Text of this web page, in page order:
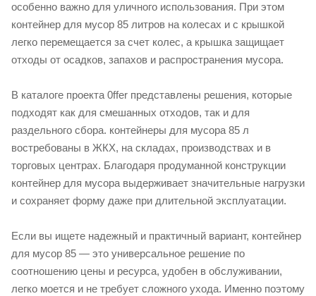
особенно важно для уличного использования. При этом
контейнер для мусор 85 литров на колесах и с крышкой
легко перемещается за счет колес, а крышка защищает
отходы от осадков, запахов и распространения мусора.
В каталоге проекта 0ffer представлены решения, которые
подходят как для смешанных отходов, так и для
раздельного сбора. контейнеры для мусора 85 л
востребованы в ЖКХ, на складах, производствах и в
торговых центрах. Благодаря продуманной конструкции
контейнер для мусора выдерживает значительные нагрузки
и сохраняет форму даже при длительной эксплуатации.
Если вы ищете надежный и практичный вариант, контейнер
для мусор 85 — это универсальное решение по
соотношению цены и ресурса, удобен в обслуживании,
легко моется и не требует сложного ухода. Именно поэтому